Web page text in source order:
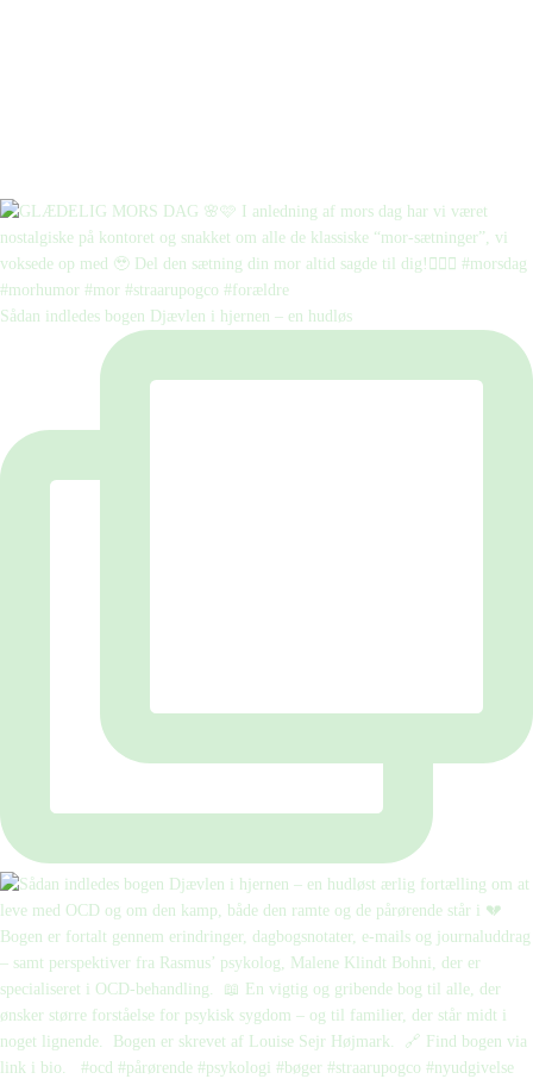
Sådan indledes bogen Djævlen i hjernen – en hudløs